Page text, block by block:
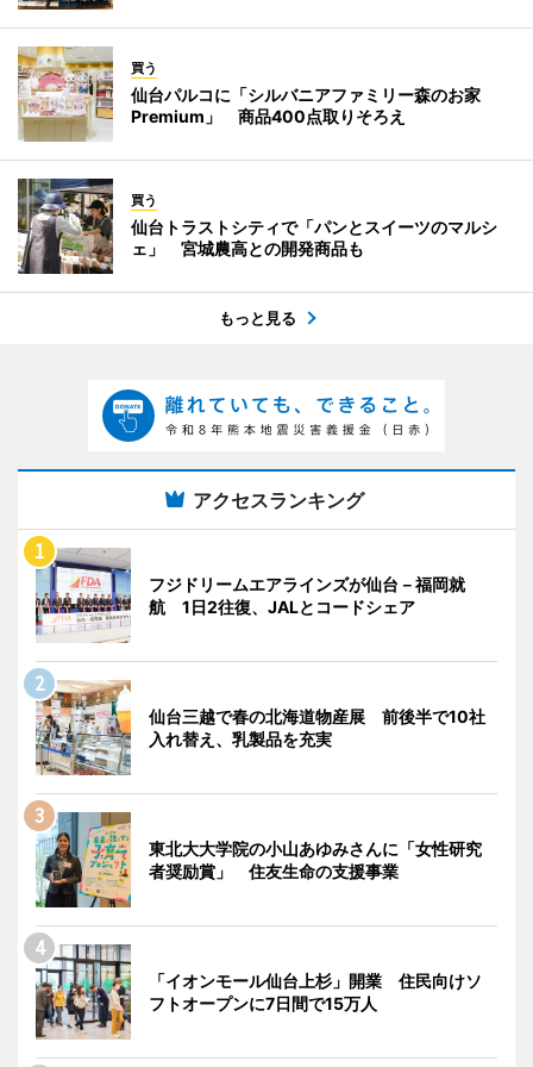
買う
仙台パルコに「シルバニアファミリー森のお家
Premium」 商品400点取りそろえ
買う
仙台トラストシティで「パンとスイーツのマルシ
ェ」 宮城農高との開発商品も
もっと見る
アクセスランキング
フジドリームエアラインズが仙台－福岡就
航 1日2往復、JALとコードシェア
仙台三越で春の北海道物産展 前後半で10社
入れ替え、乳製品を充実
東北大大学院の小山あゆみさんに「女性研究
者奨励賞」 住友生命の支援事業
「イオンモール仙台上杉」開業 住民向けソ
フトオープンに7日間で15万人